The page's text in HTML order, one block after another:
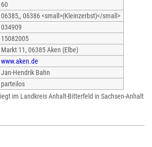
60
06385,, 06386 <small>(Kleinzerbst)</small>
034909
15082005
Markt 11, 06385 Aken (Elbe)
www.aken.de
Jan-Hendrik Bahn
parteilos
liegt im Landkreis Anhalt-Bitterfeld in Sachsen-Anhalt